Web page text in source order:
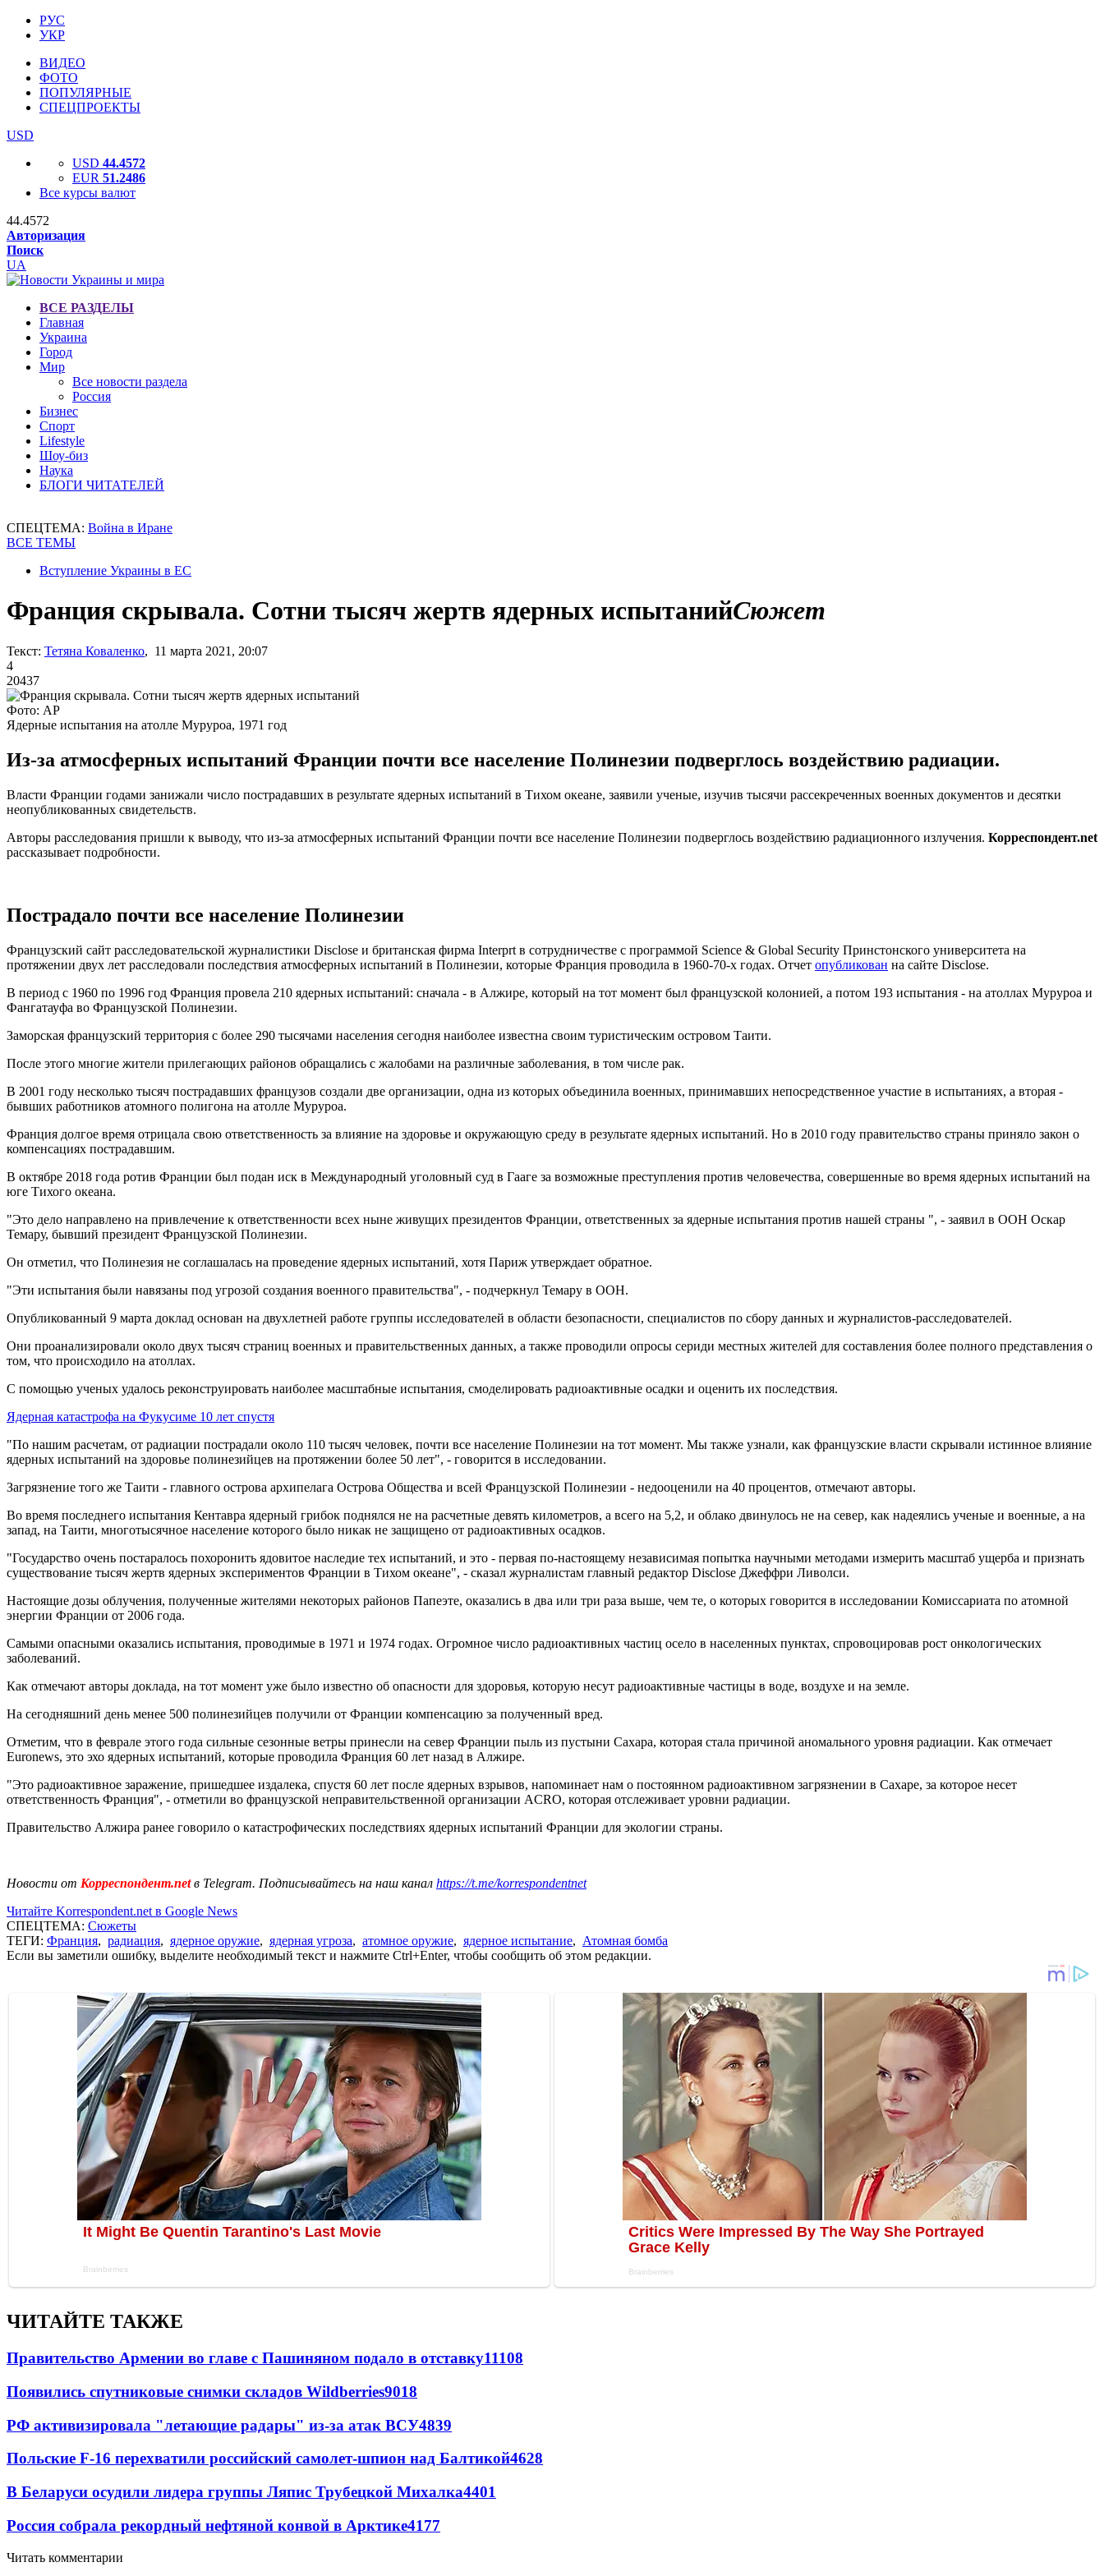
РУС
УКР
ВИДЕО
ФОТО
ПОПУЛЯРНЫЕ
СПЕЦПРОЕКТЫ
USD
USD 44.4572
EUR 51.2486
Все курсы валют
44.4572
Авторизация
Поиск
UA
ВСЕ РАЗДЕЛЫ
Главная
Украина
Город
Мир
Все новости раздела
Россия
Бизнес
Спорт
Lifestyle
Шоу-биз
Наука
БЛОГИ ЧИТАТЕЛЕЙ
СПЕЦТЕМА: Война в Иране
ВСЕ ТЕМЫ
Вступление Украины в ЕС
Франция скрывала. Сотни тысяч жертв ядерных испытанийСюжет
Текст: Тетяна Коваленко, 11 марта 2021, 20:07
4
20437
Фото: AP
Ядерные испытания на атолле Муруроа, 1971 год
Из-за атмосферных испытаний Франции почти все население Полинезии подверглось воздействию радиации.
Власти Франции годами занижали число пострадавших в результате ядерных испытаний в Тихом океане, заявили ученые, изучив тысячи рассекреченных военных документов и десятки
неопубликованных свидетельств.
Авторы расследования пришли к выводу, что из-за атмосферных испытаний Франции почти все население Полинезии подверглось воздействию радиационного излучения. Корреспондент.net
рассказывает подробности.
Пострадало почти все население Полинезии
Французский сайт расследовательской журналистики Disclose и британская фирма Interprt в сотрудничестве с программой Science & Global Security Принстонского университета на
протяжении двух лет расследовали последствия атмосферных испытаний в Полинезии, которые Франция проводила в 1960-70-х годах. Отчет опубликован на сайте Disclose.
В период с 1960 по 1996 год Франция провела 210 ядерных испытаний: сначала - в Алжире, который на тот момент был французской колонией, а потом 193 испытания - на атоллах Муруроа и
Фангатауфа во Французской Полинезии.
Заморская французский территория с более 290 тысячами населения сегодня наиболее известна своим туристическим островом Таити.
После этого многие жители прилегающих районов обращались с жалобами на различные заболевания, в том числе рак.
В 2001 году несколько тысяч пострадавших французов создали две организации, одна из которых объединила военных, принимавших непосредственное участие в испытаниях, а вторая -
бывших работников атомного полигона на атолле Муруроа.
Франция долгое время отрицала свою ответственность за влияние на здоровье и окружающую среду в результате ядерных испытаний. Но в 2010 году правительство страны приняло закон о
компенсациях пострадавшим.
В октябре 2018 года ротив Франции был подан иск в Международный уголовный суд в Гааге за возможные преступления против человечества, совершенные во время ядерных испытаний на
юге Тихого океана.
"Это дело направлено на привлечение к ответственности всех ныне живущих президентов Франции, ответственных за ядерные испытания против нашей страны ", - заявил в ООН Оскар
Темару, бывший президент Французской Полинезии.
Он отметил, что Полинезия не соглашалась на проведение ядерных испытаний, хотя Париж утверждает обратное.
"Эти испытания были навязаны под угрозой создания военного правительства", - подчеркнул Темару в ООН.
Опубликованный 9 марта доклад основан на двухлетней работе группы исследователей в области безопасности, специалистов по сбору данных и журналистов-расследователей.
Они проанализировали около двух тысяч страниц военных и правительственных данных, а также проводили опросы сериди местных жителей для составления более полного представления о
том, что происходило на атоллах.
С помощью ученых удалось реконструировать наиболее масштабные испытания, смоделировать радиоактивные осадки и оценить их последствия.
Ядерная катастрофа на Фукусиме 10 лет спустя
"По нашим расчетам, от радиации пострадали около 110 тысяч человек, почти все население Полинезии на тот момент. Мы также узнали, как французские власти скрывали истинное влияние
ядерных испытаний на здоровье полинезийцев на протяжении более 50 лет", - говорится в исследовании.
Загрязнение того же Таити - главного острова архипелага Острова Общества и всей Французской Полинезии - недооценили на 40 процентов, отмечают авторы.
Во время последнего испытания Кентавра ядерный грибок поднялся не на расчетные девять километров, а всего на 5,2, и облако двинулось не на север, как надеялись ученые и военные, а на
запад, на Таити, многотысячное население которого было никак не защищено от радиоактивных осадков.
"Государство очень постаралось похоронить ядовитое наследие тех испытаний, и это - первая по-настоящему независимая попытка научными методами измерить масштаб ущерба и признать
существование тысяч жертв ядерных экспериментов Франции в Тихом океане", - сказал журналистам главный редактор Disclose Джеффри Ливолси.
Настоящие дозы облучения, полученные жителями некоторых районов Папеэте, оказались в два или три раза выше, чем те, о которых говорится в исследовании Комиссариата по атомной
энергии Франции от 2006 года.
Самыми опасными оказались испытания, проводимые в 1971 и 1974 годах. Огромное число радиоактивных частиц осело в населенных пунктах, спровоцировав рост онкологических
заболеваний.
Как отмечают авторы доклада, на тот момент уже было известно об опасности для здоровья, которую несут радиоактивные частицы в воде, воздухе и на земле.
На сегодняшний день менее 500 полинезийцев получили от Франции компенсацию за полученный вред.
Отметим, что в феврале этого года сильные сезонные ветры принесли на север Франции пыль из пустыни Сахара, которая стала причиной аномального уровня радиации. Как отмечает
Еuronews, это эхо ядерных испытаний, которые проводила Франция 60 лет назад в Алжире.
"Это радиоактивное заражение, пришедшее издалека, спустя 60 лет после ядерных взрывов, напоминает нам о постоянном радиоактивном загрязнении в Сахаре, за которое несет
ответственность Франция", - отметили во французской неправительственной организации ACRO, которая отслеживает уровни радиации.
Правительство Алжира ранее говорило о катастрофических последствиях ядерных испытаний Франции для экологии страны.
Новости от Корреспондент.netв Telegram. Подписывайтесь на наш канал https://t.me/korrespondentnet
Читайте Korrespondent.net в Google News
СПЕЦТЕМА: Сюжеты
ТЕГИ: Франция, радиация, ядерное оружие, ядерная угроза, атомное оружие, ядерное испытание, Атомная бомба
Если вы заметили ошибку, выделите необходимый текст и нажмите Ctrl+Enter, чтобы сообщить об этом редакции.
ЧИТАЙТЕ ТАКЖЕ
Правительство Армении во главе с Пашиняном подало в отставку11108
Появились спутниковые снимки складов Wildberries9018
РФ активизировала "летающие радары" из-за атак ВСУ4839
Польские F-16 перехватили российский самолет-шпион над Балтикой4628
В Беларуси осудили лидера группы Ляпис Трубецкой Михалка4401
Россия собрала рекордный нефтяной конвой в Арктике4177
Читать комментарии